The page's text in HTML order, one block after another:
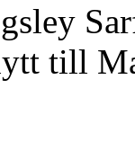
till